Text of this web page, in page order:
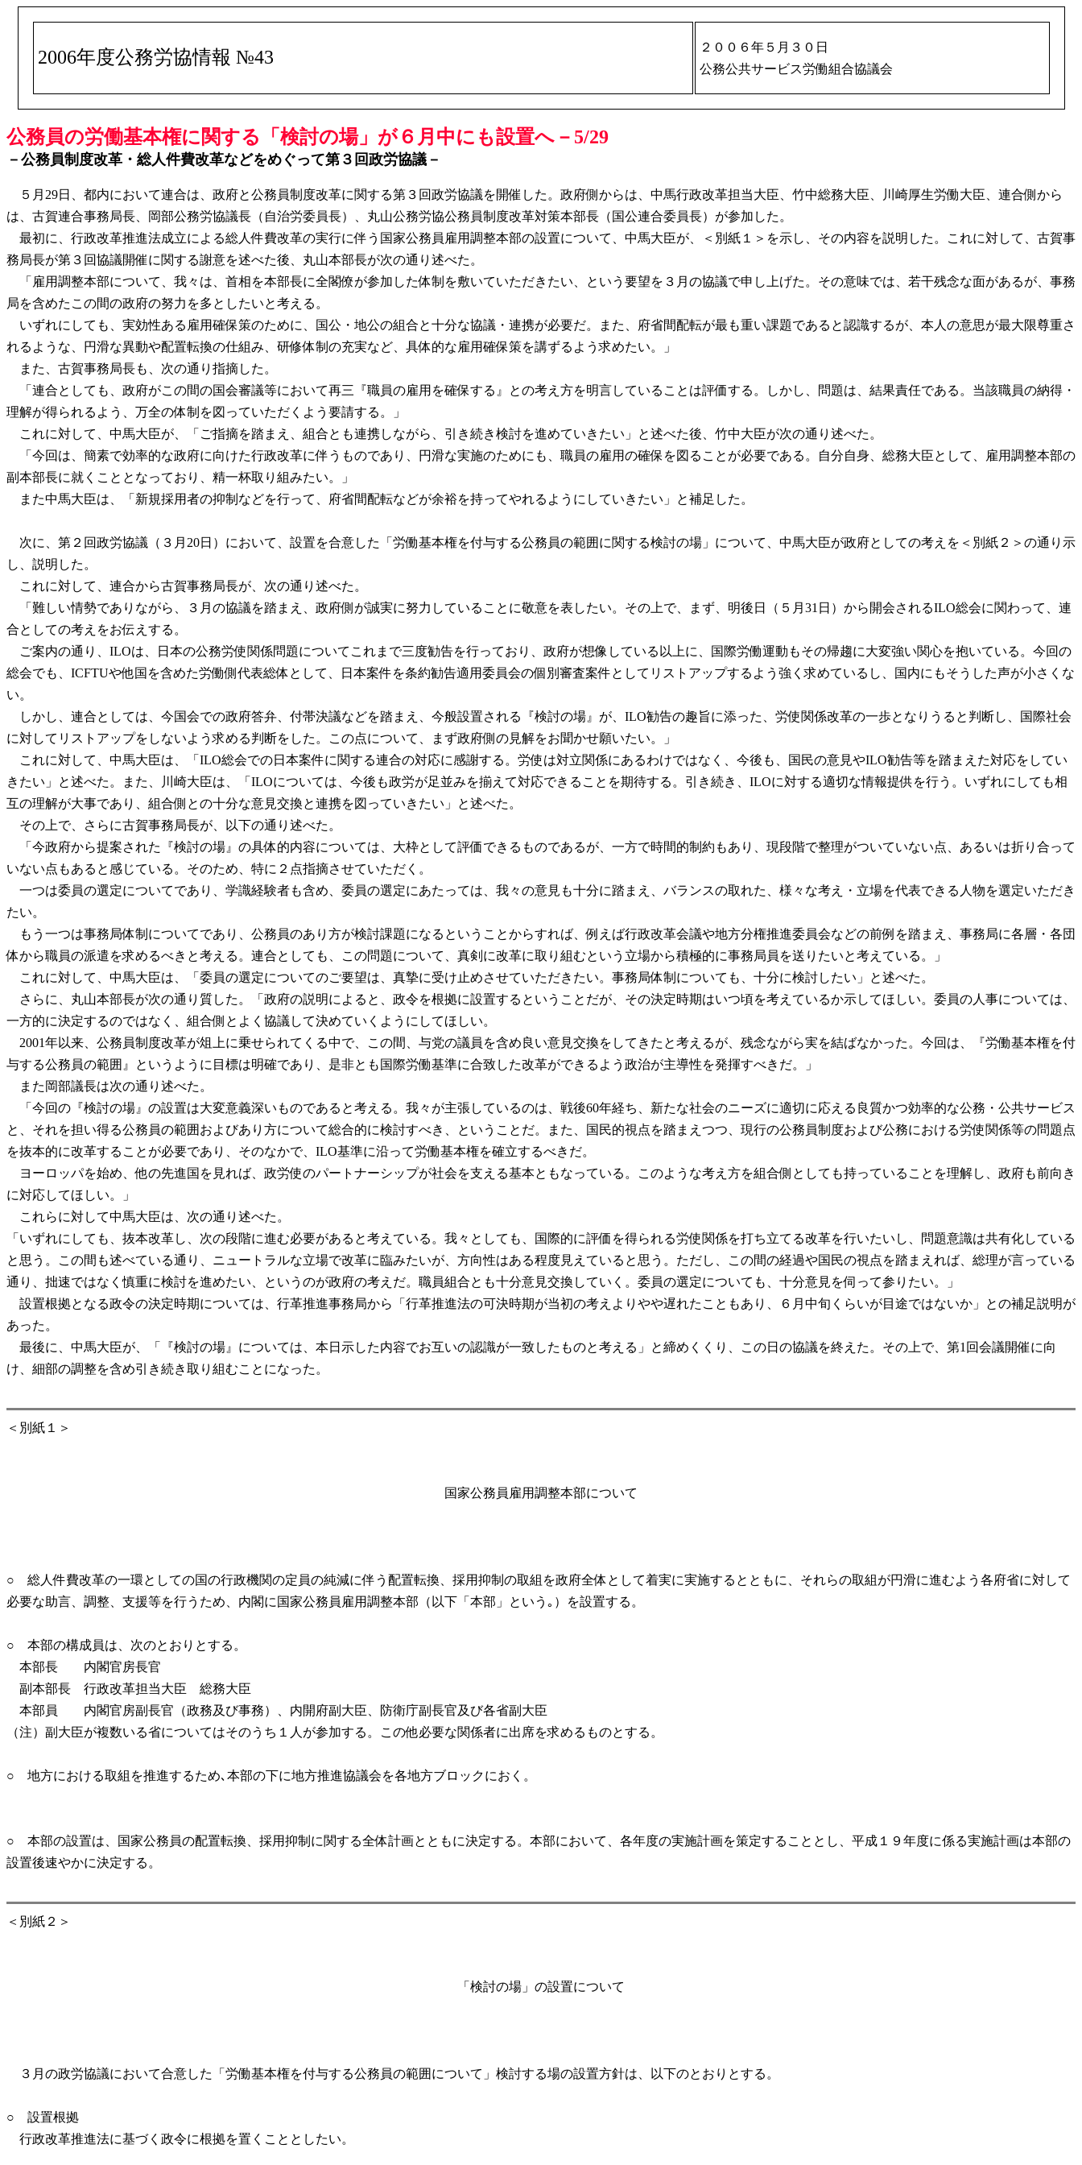
2006年度公務労協情報 №43
２００６年５月３０日
公務公共サービス労働組合協議会
公務員の労働基本権に関する「検討の場」が６月中にも設置へ－5/29
－公務員制度改革・総人件費改革などをめぐって第３回政労協議－
５月29日、都内において連合は、政府と公務員制度改革に関する第３回政労協議を開催した。政府側からは、中馬行政改革担当大臣、竹中総務大臣、川崎厚生労働大臣、連合側から
は、古賀連合事務局長、岡部公務労協議長（自治労委員長）、丸山公務労協公務員制度改革対策本部長（国公連合委員長）が参加した。
最初に、行政改革推進法成立による総人件費改革の実行に伴う国家公務員雇用調整本部の設置について、中馬大臣が、＜別紙１＞を示し、その内容を説明した。これに対して、古賀事
務局長が第３回協議開催に関する謝意を述べた後、丸山本部長が次の通り述べた。
「雇用調整本部について、我々は、首相を本部長に全閣僚が参加した体制を敷いていただきたい、という要望を３月の協議で申し上げた。その意味では、若干残念な面があるが、事務
局を含めたこの間の政府の努力を多としたいと考える。
いずれにしても、実効性ある雇用確保策のために、国公・地公の組合と十分な協議・連携が必要だ。また、府省間配転が最も重い課題であると認識するが、本人の意思が最大限尊重さ
れるような、円滑な異動や配置転換の仕組み、研修体制の充実など、具体的な雇用確保策を講ずるよう求めたい。」
また、古賀事務局長も、次の通り指摘した。
「連合としても、政府がこの間の国会審議等において再三『職員の雇用を確保する』との考え方を明言していることは評価する。しかし、問題は、結果責任である。当該職員の納得・
理解が得られるよう、万全の体制を図っていただくよう要請する。」
これに対して、中馬大臣が、「ご指摘を踏まえ、組合とも連携しながら、引き続き検討を進めていきたい」と述べた後、竹中大臣が次の通り述べた。
「今回は、簡素で効率的な政府に向けた行政改革に伴うものであり、円滑な実施のためにも、職員の雇用の確保を図ることが必要である。自分自身、総務大臣として、雇用調整本部の
副本部長に就くこととなっており、精一杯取り組みたい。」
また中馬大臣は、「新規採用者の抑制などを行って、府省間配転などが余裕を持ってやれるようにしていきたい」と補足した。
次に、第２回政労協議（３月20日）において、設置を合意した「労働基本権を付与する公務員の範囲に関する検討の場」について、中馬大臣が政府としての考えを＜別紙２＞の通り示
し、説明した。
これに対して、連合から古賀事務局長が、次の通り述べた。
「難しい情勢でありながら、３月の協議を踏まえ、政府側が誠実に努力していることに敬意を表したい。その上で、まず、明後日（５月31日）から開会されるILO総会に関わって、連
合としての考えをお伝えする。
ご案内の通り、ILOは、日本の公務労使関係問題についてこれまで三度勧告を行っており、政府が想像している以上に、国際労働運動もその帰趨に大変強い関心を抱いている。今回の
総会でも、ICFTUや他国を含めた労働側代表総体として、日本案件を条約勧告適用委員会の個別審査案件としてリストアップするよう強く求めているし、国内にもそうした声が小さくな
い。
しかし、連合としては、今国会での政府答弁、付帯決議などを踏まえ、今般設置される『検討の場』が、ILO勧告の趣旨に添った、労使関係改革の一歩となりうると判断し、国際社会
に対してリストアップをしないよう求める判断をした。この点について、まず政府側の見解をお聞かせ願いたい。」
これに対して、中馬大臣は、「ILO総会での日本案件に関する連合の対応に感謝する。労使は対立関係にあるわけではなく、今後も、国民の意見やILO勧告等を踏まえた対応をしてい
きたい」と述べた。また、川崎大臣は、「ILOについては、今後も政労が足並みを揃えて対応できることを期待する。引き続き、ILOに対する適切な情報提供を行う。いずれにしても相
互の理解が大事であり、組合側との十分な意見交換と連携を図っていきたい」と述べた。
その上で、さらに古賀事務局長が、以下の通り述べた。
「今政府から提案された『検討の場』の具体的内容については、大枠として評価できるものであるが、一方で時間的制約もあり、現段階で整理がついていない点、あるいは折り合って
いない点もあると感じている。そのため、特に２点指摘させていただく。
一つは委員の選定についてであり、学識経験者も含め、委員の選定にあたっては、我々の意見も十分に踏まえ、バランスの取れた、様々な考え・立場を代表できる人物を選定いただき
たい。
もう一つは事務局体制についてであり、公務員のあり方が検討課題になるということからすれば、例えば行政改革会議や地方分権推進委員会などの前例を踏まえ、事務局に各層・各団
体から職員の派遣を求めるべきと考える。連合としても、この問題について、真剣に改革に取り組むという立場から積極的に事務局員を送りたいと考えている。」
これに対して、中馬大臣は、「委員の選定についてのご要望は、真摯に受け止めさせていただきたい。事務局体制についても、十分に検討したい」と述べた。
さらに、丸山本部長が次の通り質した。「政府の説明によると、政令を根拠に設置するということだが、その決定時期はいつ頃を考えているか示してほしい。委員の人事については、
一方的に決定するのではなく、組合側とよく協議して決めていくようにしてほしい。
2001年以来、公務員制度改革が俎上に乗せられてくる中で、この間、与党の議員を含め良い意見交換をしてきたと考えるが、残念ながら実を結ばなかった。今回は、『労働基本権を付
与する公務員の範囲』というように目標は明確であり、是非とも国際労働基準に合致した改革ができるよう政治が主導性を発揮すべきだ。」
また岡部議長は次の通り述べた。
「今回の『検討の場』の設置は大変意義深いものであると考える。我々が主張しているのは、戦後60年経ち、新たな社会のニーズに適切に応える良質かつ効率的な公務・公共サービス
と、それを担い得る公務員の範囲およびあり方について総合的に検討すべき、ということだ。また、国民的視点を踏まえつつ、現行の公務員制度および公務における労使関係等の問題点
を抜本的に改革することが必要であり、そのなかで、ILO基準に沿って労働基本権を確立するべきだ。
ヨーロッパを始め、他の先進国を見れば、政労使のパートナーシップが社会を支える基本ともなっている。このような考え方を組合側としても持っていることを理解し、政府も前向き
に対応してほしい。」
これらに対して中馬大臣は、次の通り述べた。
「いずれにしても、抜本改革し、次の段階に進む必要があると考えている。我々としても、国際的に評価を得られる労使関係を打ち立てる改革を行いたいし、問題意識は共有化している
と思う。この間も述べている通り、ニュートラルな立場で改革に臨みたいが、方向性はある程度見えていると思う。ただし、この間の経過や国民の視点を踏まえれば、総理が言っている
通り、拙速ではなく慎重に検討を進めたい、というのが政府の考えだ。職員組合とも十分意見交換していく。委員の選定についても、十分意見を伺って参りたい。」
設置根拠となる政令の決定時期については、行革推進事務局から「行革推進法の可決時期が当初の考えよりやや遅れたこともあり、６月中旬くらいが目途ではないか」との補足説明が
あった。
最後に、中馬大臣が、「『検討の場』については、本日示した内容でお互いの認識が一致したものと考える」と締めくくり、この日の協議を終えた。その上で、第1回会議開催に向
け、細部の調整を含め引き続き取り組むことになった。
＜別紙１＞
国家公務員雇用調整本部について
○ 総人件費改革の一環としての国の行政機関の定員の純減に伴う配置転換、採用抑制の取組を政府全体として着実に実施するとともに、それらの取組が円滑に進むよう各府省に対して
必要な助言、調整、支援等を行うため、内閣に国家公務員雇用調整本部（以下「本部」という｡）を設置する。
○ 本部の構成員は、次のとおりとする。
本部長 内閣官房長官
副本部長 行政改革担当大臣 総務大臣
本部員 内閣官房副長官（政務及び事務）、内開府副大臣、防衛庁副長官及び各省副大臣
（注）副大臣が複数いる省についてはそのうち１人が参加する。この他必要な関係者に出席を求めるものとする。
○ 地方における取組を推進するため､本部の下に地方推進協議会を各地方ブロックにおく。
○ 本部の設置は、国家公務員の配置転換、採用抑制に関する全体計画とともに決定する。本部において、各年度の実施計画を策定することとし、平成１９年度に係る実施計画は本部の
設置後速やかに決定する。
＜別紙２＞
「検討の場」の設置について
３月の政労協議において合意した「労働基本権を付与する公務員の範囲について」検討する場の設置方針は、以下のとおりとする。
○ 設置根拠
行政改革推進法に基づく政令に根拠を置くこととしたい。